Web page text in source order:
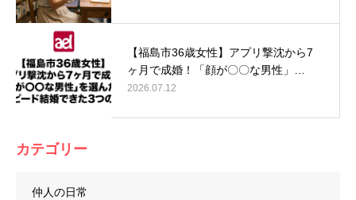
【福島市36歳女性】アプリ撃沈から7
ヶ月で成婚！「顔が〇〇な男性」…
2026.07.12
カテゴリー
仲人の日常